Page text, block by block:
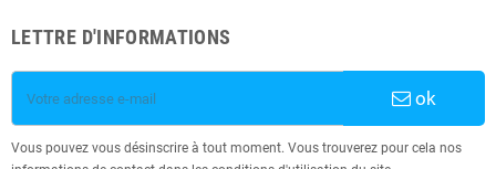
LETTRE D'INFORMATIONS
ok
Vous pouvez vous désinscrire à tout moment. Vous trouverez pour cela nos